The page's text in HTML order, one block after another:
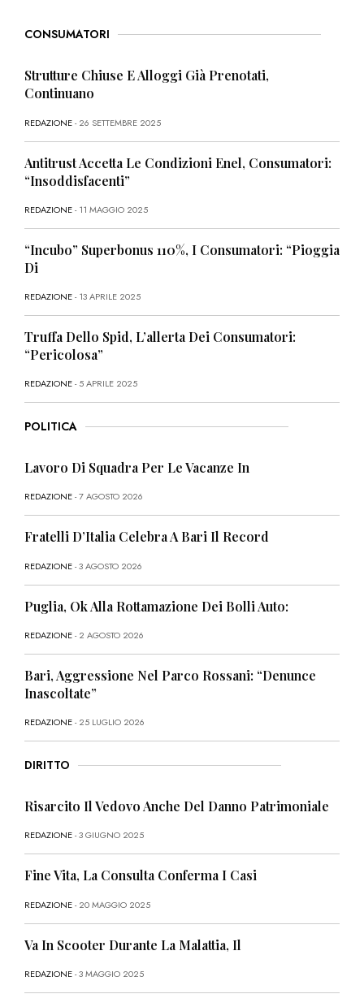
CONSUMATORI
Strutture Chiuse E Alloggi Già Prenotati,
Continuano
REDAZIONE- 26 SETTEMBRE 2025
Antitrust Accetta Le Condizioni Enel, Consumatori:
“Insoddisfacenti”
REDAZIONE- 11 MAGGIO 2025
“Incubo” Superbonus 110%, I Consumatori: “Pioggia
Di
REDAZIONE- 13 APRILE 2025
Truffa Dello Spid, L’allerta Dei Consumatori:
“Pericolosa”
REDAZIONE- 5 APRILE 2025
POLITICA
Lavoro Di Squadra Per Le Vacanze In
REDAZIONE- 7 AGOSTO 2026
Fratelli D’Italia Celebra A Bari Il Record
REDAZIONE- 3 AGOSTO 2026
Puglia, Ok Alla Rottamazione Dei Bolli Auto:
REDAZIONE- 2 AGOSTO 2026
Bari, Aggressione Nel Parco Rossani: “Denunce
Inascoltate”
REDAZIONE- 25 LUGLIO 2026
DIRITTO
Risarcito Il Vedovo Anche Del Danno Patrimoniale
REDAZIONE- 3 GIUGNO 2025
Fine Vita, La Consulta Conferma I Casi
REDAZIONE- 20 MAGGIO 2025
Va In Scooter Durante La Malattia, Il
REDAZIONE- 3 MAGGIO 2025